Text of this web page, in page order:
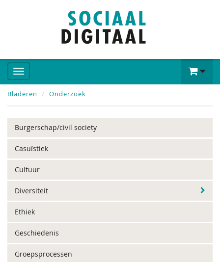
Bladeren Onderzoek
Burgerschap/civil society
Casuïstiek
Cultuur
Diversiteit
Ethiek
Geschiedenis
Groepsprocessen